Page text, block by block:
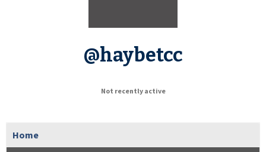
@haybetcc
Not recently active
Home